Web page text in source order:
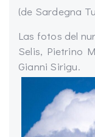
(de Sardegna
Las fotos del
Selis, Pietrino
Gianni Sirigu.